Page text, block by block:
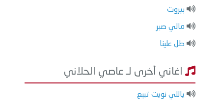
بيروت
مالي صبر
طل علينا
اغاني أخرى لـ عاصي الحلاني
ياللي نويت تبيع